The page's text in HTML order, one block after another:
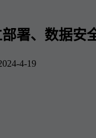
署、数据安
4-19